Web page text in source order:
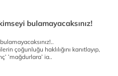
bulamayacaksınız!
çoğunluğu haklılığını kanıtlayıp,
’mağdurlara’ ia..